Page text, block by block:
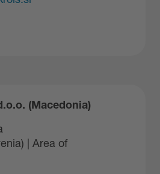
(Macedonia)
| Area of